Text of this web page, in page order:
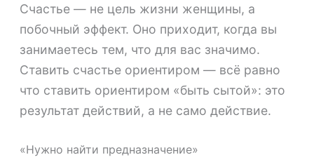
Счастье — не цель жизни женщины, а
побочный эффект. Оно приходит, когда вы
занимаетесь тем, что для вас значимо.
Ставить счастье ориентиром — всё равно
что ставить ориентиром «быть сытой»: это
результат действий, а не само действие.
«Нужно найти предназначение»